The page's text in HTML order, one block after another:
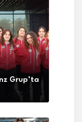
Grup’ta